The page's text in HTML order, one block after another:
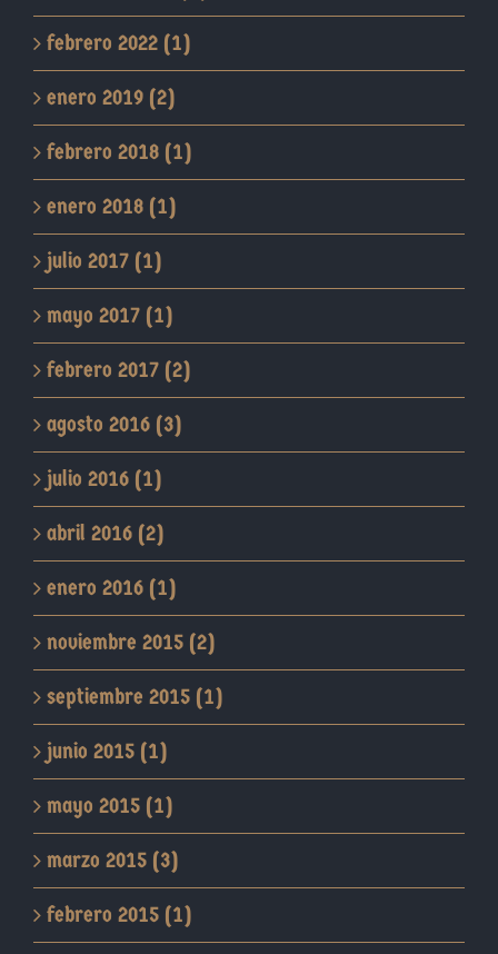
febrero 2022 (1)
enero 2019 (2)
febrero 2018 (1)
enero 2018 (1)
julio 2017 (1)
mayo 2017 (1)
febrero 2017 (2)
agosto 2016 (3)
julio 2016 (1)
abril 2016 (2)
enero 2016 (1)
noviembre 2015 (2)
septiembre 2015 (1)
junio 2015 (1)
mayo 2015 (1)
marzo 2015 (3)
febrero 2015 (1)